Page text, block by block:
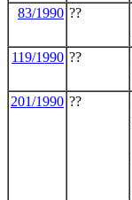
83/1990 ??
119/1990 ??
201/1990 ??